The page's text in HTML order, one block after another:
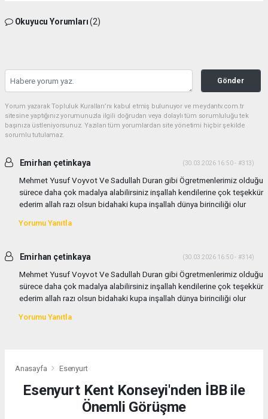
Okuyucu Yorumları(2)
Gönder
Yorum yazarak Topluluk Kuralları’nı kabul etmiş bulunuyor ve meydantv.com.tr
sitesine yaptığınız yorumunuzla ilgili doğrudan veya dolaylı tüm sorumluluğu tek
başınıza üstleniyorsunuz. Yazılan tüm yorumlardan site yönetimi hiçbir şekilde
sorumlu tutulamaz.
Emirhan çetinkaya (30.03.2026 16:50 - #313)
Mehmet Yusuf Voyvot Ve Sadullah Duran gibi Ögretmenlerimiz olduğu
sürece daha çok madalya alabilirsiniz inşallah kendilerine çok teşekkür
ederim allah razı olsun bidahaki kupa inşallah dünya birinciliği olur
Yorumu Yanıtla
Emirhan çetinkaya (30.03.2026 16:50 - #314)
Mehmet Yusuf Voyvot Ve Sadullah Duran gibi Ögretmenlerimiz olduğu
sürece daha çok madalya alabilirsiniz inşallah kendilerine çok teşekkür
ederim allah razı olsun bidahaki kupa inşallah dünya birinciliği olur
Yorumu Yanıtla
Anasayfa Esenyurt
Esenyurt Kent Konseyi'nden İBB ile
Önemli Görüşme